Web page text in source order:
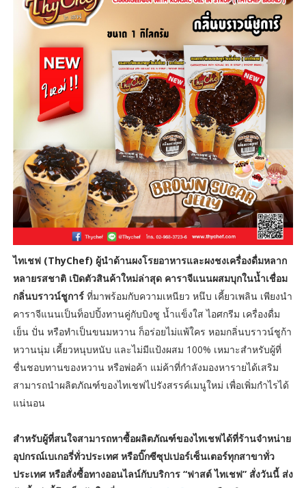
ไทเชฟ (ThyChef) ผู้นำด้านผงโรยอาหารและผงชงเครื่องดื่มหลาก
หลายรสชาติ เปิดตัวสินค้าใหม่ล่าสุด คาราจีแนนผสมบุกในน้ำเชื่อม
กลิ่นบราวน์ชูการ์ ที่มาพร้อมกับความเหนียว หนึบ เคี้ยวเพลิน เพียงนำ
คาราจีแนนเป็นท็อปปิ้งทานคู่กับบิงซู น้ำแข็งใส ไอศกรีม เครื่องดื่ม
เย็น ปั่น หรือทำเป็นขนมหวาน ก็อร่อยไม่แพ้ใคร หอมกลิ่นบราวน์ชูก้า
หวานนุ่ม เคี้ยวหนุบหนับ และไม่มีแป้งผสม 100% เหมาะสำหรับผู้ที่
ชื่นชอบทานของหวาน หรือพ่อค้า แม่ค้าที่กำลังมองหารายได้เสริม
สามารถนำผลิตภัณฑ์ของไทเชฟไปรังสรรค์เมนูใหม่ เพื่อเพิ่มกำไรได้
แน่นอน
สำหรับผู้ที่สนใจสามารถหาซื้อผลิตภัณฑ์ของไทเชฟได้ที่ร้านจำหน่าย
อุปกรณ์เบเกอรี่ทั่วประเทศ หรือบิ๊กซีซุปเปอร์เซ็นเตอร์ทุกสาขาทั่ว
ประเทศ หรือสั่งซื้อทางออนไลน์กับบริการ “ฟาสต์ ไทเชฟ” สั่งวันนี้ ส่ง